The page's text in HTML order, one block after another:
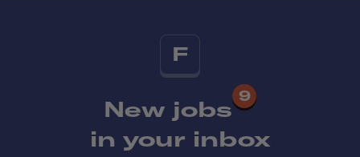
F
New jobs
9
in your inbox